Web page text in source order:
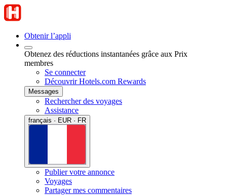
Obtenir l’appli
Obtenez des réductions instantanées grâce aux Prix
membres
Se connecter
Découvrir Hotels.com Rewards
Messages
Rechercher des voyages
Assistance
français · EUR · FR
Publier votre annonce
Voyages
Partager mes commentaires